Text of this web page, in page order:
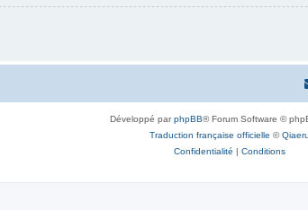
Développé parphpBB® Forum Software ©
Traduction française officielle ©Qiaeru
Confidentialité | Conditions